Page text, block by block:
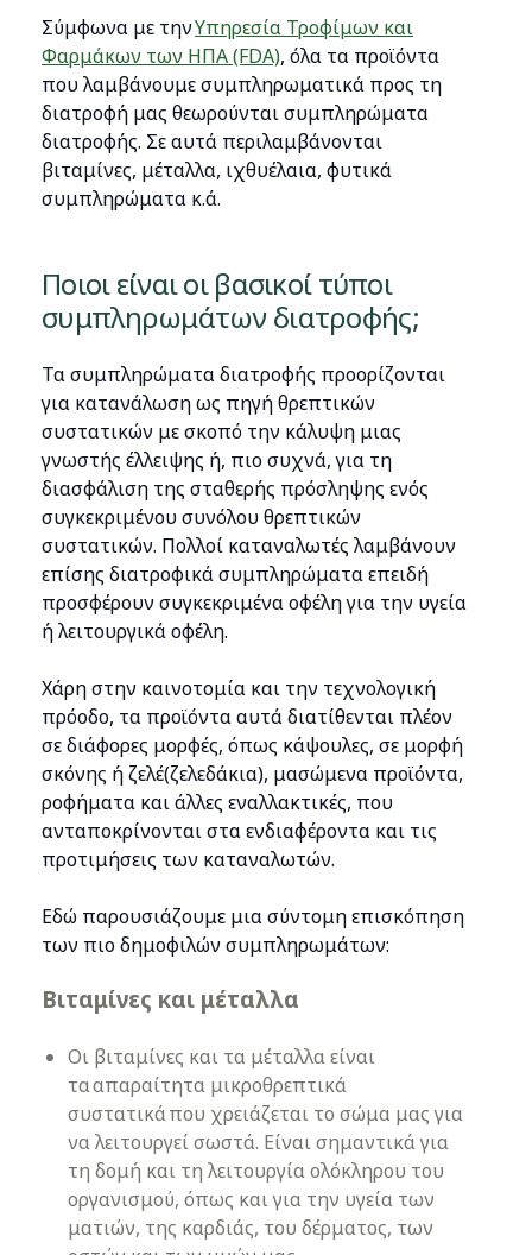
Σύμφωνα με τηνΥπηρεσία Τροφίμων και
Φαρμάκων των ΗΠΑ (FDA), όλα τα προϊόντα
που λαμβάνουμε συμπληρωματικά προς τη
διατροφή μας θεωρούνται συμπληρώματα
διατροφής. Σε αυτά περιλαμβάνονται
βιταμίνες, μέταλλα, ιχθυέλαια, φυτικά
συμπληρώματα κ.ά.
Ποιοι είναι οι βασικοί τύποι
συμπληρωμάτων διατροφής;
Τα συμπληρώματα διατροφής προορίζονται
για κατανάλωση ως πηγή θρεπτικών
συστατικών με σκοπό την κάλυψη μιας
γνωστής έλλειψης ή, πιο συχνά, για τη
διασφάλιση της σταθερής πρόσληψης ενός
συγκεκριμένου συνόλου θρεπτικών
συστατικών. Πολλοί καταναλωτές λαμβάνουν
επίσης διατροφικά συμπληρώματα επειδή
προσφέρουν συγκεκριμένα οφέλη για την υγεία
ή λειτουργικά οφέλη.
Χάρη στην καινοτομία και την τεχνολογική
πρόοδο, τα προϊόντα αυτά διατίθενται πλέον
σε διάφορες μορφές, όπως κάψουλες, σε μορφή
σκόνης ή ζελέ(ζελεδάκια), μασώμενα προϊόντα,
ροφήματα και άλλες εναλλακτικές, που
ανταποκρίνονται στα ενδιαφέροντα και τις
προτιμήσεις των καταναλωτών.
Εδώ παρουσιάζουμε μια σύντομη επισκόπηση
των πιο δημοφιλών συμπληρωμάτων:
Βιταμίνες και μέταλλα
Οι βιταμίνες και τα μέταλλα είναι
τα απαραίτητα μικροθρεπτικά
συστατικά που χρειάζεται το σώμα μας για
να λειτουργεί σωστά. Είναι σημαντικά για
τη δομή και τη λειτουργία ολόκληρου του
οργανισμού, όπως και για την υγεία των
ματιών, της καρδιάς, του δέρματος, των